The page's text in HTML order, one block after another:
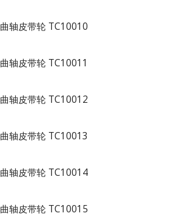
曲轴皮带轮 TC10010
曲轴皮带轮 TC10011
曲轴皮带轮 TC10012
曲轴皮带轮 TC10013
曲轴皮带轮 TC10014
曲轴皮带轮 TC10015